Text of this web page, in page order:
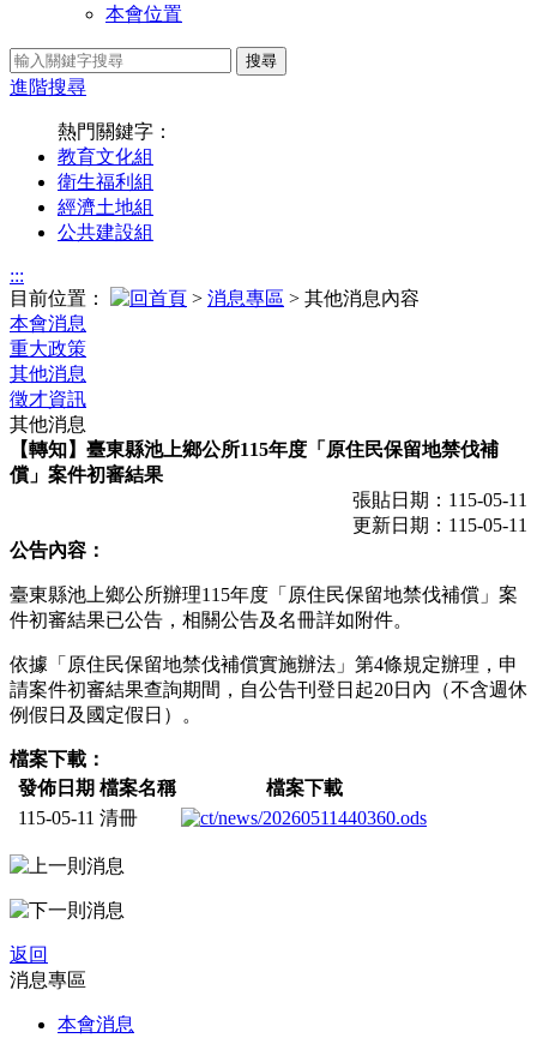
本會位置
搜尋
進階搜尋
熱門關鍵字：
教育文化組
衛生福利組
經濟土地組
公共建設組
:::
目前位置：
> 消息專區 > 其他消息內容
本會消息
重大政策
其他消息
徵才資訊
其他消息
【轉知】臺東縣池上鄉公所115年度「原住民保留地禁伐補
償」案件初審結果
張貼日期：115-05-11
更新日期：115-05-11
公告內容：
臺東縣池上鄉公所辦理115年度「原住民保留地禁伐補償」案
件初審結果已公告，相關公告及名冊詳如附件。
依據「原住民保留地禁伐補償實施辦法」第4條規定辦理，申
請案件初審結果查詢期間，自公告刊登日起20日內（不含週休
例假日及國定假日）。
檔案下載：
發佈日期 檔案名稱
檔案下載
115-05-11 清冊
返回
消息專區
本會消息